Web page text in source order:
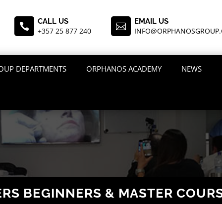
 CALL US
+357 25 877 240  EMAIL US
DEPARTMENTS ORPHANOS ACADEMY NEWS
BEGINNERS & MASTER